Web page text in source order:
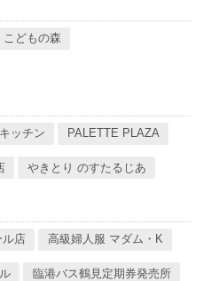
どもの森
ッチン PALETTE PLAZA
やきとり のすたるじあ
ル店 高級婦人服 マダム・K
臨港バス鶴見定期券発売所